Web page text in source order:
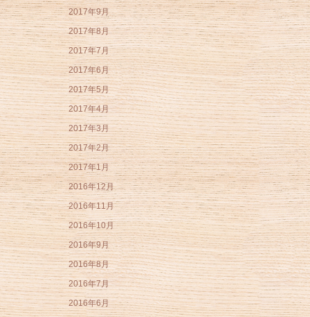
2017年9月
2017年8月
2017年7月
2017年6月
2017年5月
2017年4月
2017年3月
2017年2月
2017年1月
2016年12月
2016年11月
2016年10月
2016年9月
2016年8月
2016年7月
2016年6月